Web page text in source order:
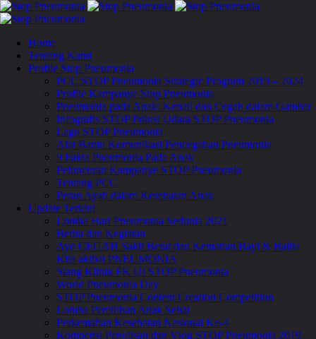
Home
Tentang Kami
Profile Stop Pneumonia
PCC STOP Pneumonia Strategic Program 2019 – 2024
Profile Kampanye Stop Pneumonia
Pneumonia pada Anak: Kenali dan Cegah dalam Gambar
Infografis STOP Polusi Udara STOP Pneumonia
Lagu STOP Pneumonia
Alat Bantu Komunikasi Pencegahan Pneumonia
9 Fakta Pneumonia Pada Anak
Peluncuran Kampanye STOP Pneumonia
Tentang PCC
Peran Ayah dalam Kesehatan Anak
Update Terkini
Lomba Hari Pneumonia Sedunia 2021
Berita dan Kegiatan
Ayo CEGAH Sakit Berat dan Kematian Bayi & Balita
Kita akibat PNEUMONIA
Siang Klinik FK UI STOP Pneumonia
World Pneumonia Day
STOP Pneumonia Content Creation Competition
Lomba Pemilihan Anak Sehat
Perkemahan Kesehatan Nasional Ke-4
Kompetisi Penulisan dan Vlog STOP Pneumonia 2019